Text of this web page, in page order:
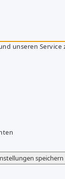
unseren
speichern